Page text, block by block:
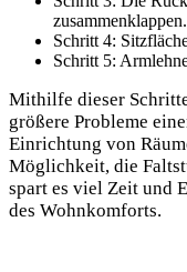
zusammenklappen.
Schritt 4:
Schritt ‍5:
Mithilfe dieser
größere Probleme
Einrichtung von
Möglichkeit, die
spart es viel Zeit und
des Wohnkomforts.